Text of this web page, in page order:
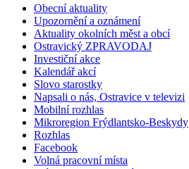
Obecní aktuality
Upozornění a oznámení
Aktuality okolních měst a obcí
Ostravický ZPRAVODAJ
Investiční akce
Kalendář akcí
Slovo starostky
Napsali o nás, Ostravice v televizi
Mobilní rozhlas
Mikroregion Frýdlantsko-Beskydy
Rozhlas
Facebook
Volná pracovní místa